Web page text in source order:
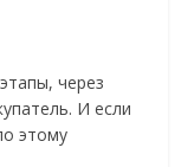
через
И если
этому